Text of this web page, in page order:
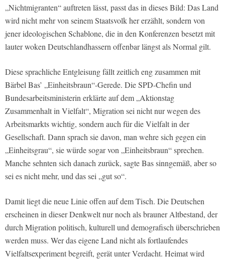
„Nichtmigranten“ auftreten lässt, passt das in dieses Bild: Das Land
wird nicht mehr von seinem Staatsvolk her erzählt, sondern von
jener ideologischen Schablone, die in den Konferenzen besetzt mit
lauter woken Deutschlandhassern offenbar längst als Normal gilt.
Diese sprachliche Entgleisung fällt zeitlich eng zusammen mit
Bärbel Bas’ „Einheitsbraun“-Gerede. Die SPD-Chefin und
Bundesarbeitsministerin erklärte auf dem „Aktionstag
Zusammenhalt in Vielfalt“, Migration sei nicht nur wegen des
Arbeitsmarkts wichtig, sondern auch für die Vielfalt in der
Gesellschaft. Dann sprach sie davon, man wehre sich gegen ein
„Einheitsgrau“, sie würde sogar von „Einheitsbraun“ sprechen.
Manche sehnten sich danach zurück, sagte Bas sinngemäß, aber so
sei es nicht mehr, und das sei „gut so“.
Damit liegt die neue Linie offen auf dem Tisch. Die Deutschen
erscheinen in dieser Denkwelt nur noch als brauner Altbestand, der
durch Migration politisch, kulturell und demografisch überschrieben
werden muss. Wer das eigene Land nicht als fortlaufendes
Vielfaltsexperiment begreift, gerät unter Verdacht. Heimat wird